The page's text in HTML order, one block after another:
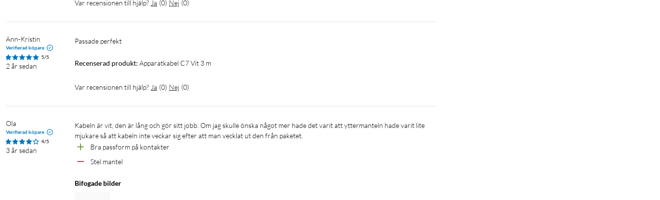
Var recensionen till hjälp? Ja (0) Nej (0)
Ann-Kristin
Verifierad köpare
5/5
2 år sedan
Passade perfekt
Recenserad produkt: Apparatkabel C7 Vit 3 m
Var recensionen till hjälp? Ja (0) Nej (0)
Ola
Verifierad köpare
4/5
3 år sedan
Kabeln är vit, den är lång och gör sitt jobb. Om jag skulle önska något mer hade det varit att yttermanteln hade varit lite
mjukare så att kabeln inte veckar sig efter att man vecklat ut den från paketet.
Bra passform på kontakter
Stel mantel
Bifogade bilder